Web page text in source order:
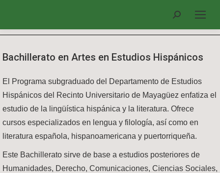
Search:
Bachillerato en Artes en Estudios Hispánicos
El Programa subgraduado del Departamento de Estudios
Hispánicos del Recinto Universitario de Mayagüez enfatiza el
estudio de la lingüística hispánica y la literatura. Ofrece
cursos especializados en lengua y filología, así como en
literatura española, hispanoamericana y puertorriqueña.
Este Bachillerato sirve de base a estudios posteriores de
Humanidades, Derecho, Comunicaciones, Ciencias Sociales,